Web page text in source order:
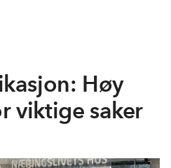
Høy
viktige saker